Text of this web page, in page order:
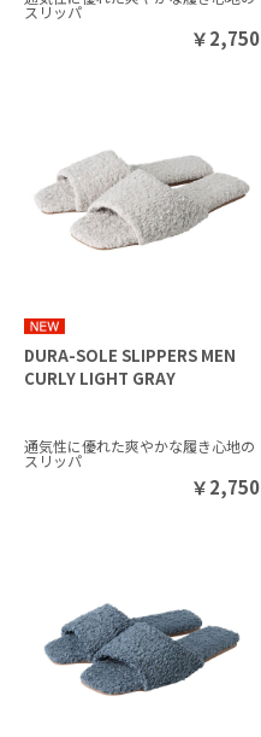
スリッパ
￥2,750
DURA-SOLE SLIPPERS MEN
CURLY LIGHT GRAY
通気性に優れた爽やかな履き心地の
スリッパ
￥2,750